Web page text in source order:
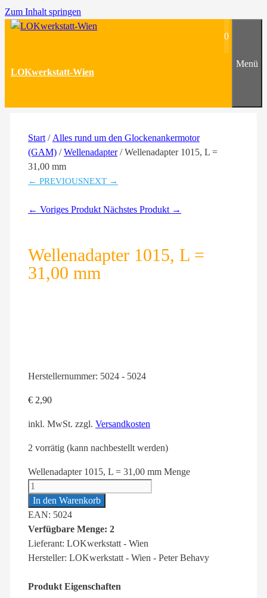
Zum Inhalt springen
LOKwerkstatt-Wien
0
Menü
Start / Alles rund um den Glockenankermotor
(GAM) /Wellenadapter/ Wellenadapter 1015, L =
31,00 mm
← PREVIOUSNEXT →
← Voriges Produkt Nächstes Produkt →
Wellenadapter 1015, L =
31,00 mm
Herstellernummer: 5024 - 5024
€ 2,90
inkl. MwSt. zzgl. Versandkosten
2 vorrätig (kann nachbestellt werden)
Wellenadapter 1015, L = 31,00 mm Menge
In den Warenkorb
EAN: 5024
Verfügbare Menge: 2
Lieferant: LOKwerkstatt - Wien
Hersteller: LOKwerkstatt - Wien - Peter Behavy
Produkt Eigenschaften